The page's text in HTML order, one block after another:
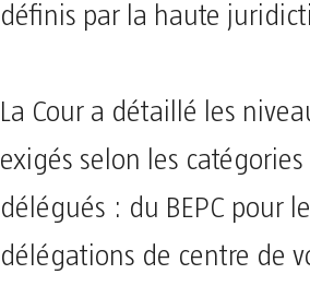
définis par la haute
La Cour a détaillé les
exigés selon les catégories
délégués : du BEPC pour
délégations de centre de